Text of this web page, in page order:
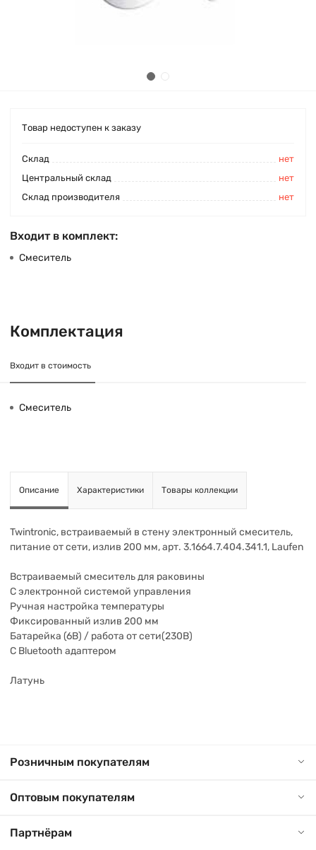
Товар недоступен к заказу
Cклад
нет
Центральный склад
нет
Склад производителя
нет
Входит в комплект:
Смеситель
Комплектация
Входит в стоимость
Смеситель
Описание Характеристики Товары коллекции
Twintronic, встраиваемый в стену электронный смеситель,
питание от сети, излив 200 мм, арт. 3.1664.7.404.341.1, Laufen
Встраиваемый смеситель для раковины
С электронной системой управления
Ручная настройка температуры
Фиксированный излив 200 мм
Батарейка (6В) / работа от сети(230В)
С Bluetooth адаптером
Латунь
Розничным покупателям
Оптовым покупателям
Партнёрам